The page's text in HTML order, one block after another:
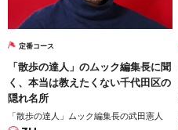
定番コース
「散歩の達人」のムック編集長に聞
く、本当は教えたくない千代田区の
隠れ名所
「散歩の達人」ムック編集長の武田憲人